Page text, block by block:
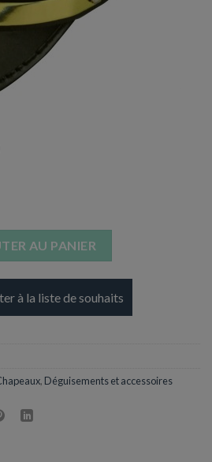
AU PANIER
à la liste de souhaits
, Déguisements et accessoires